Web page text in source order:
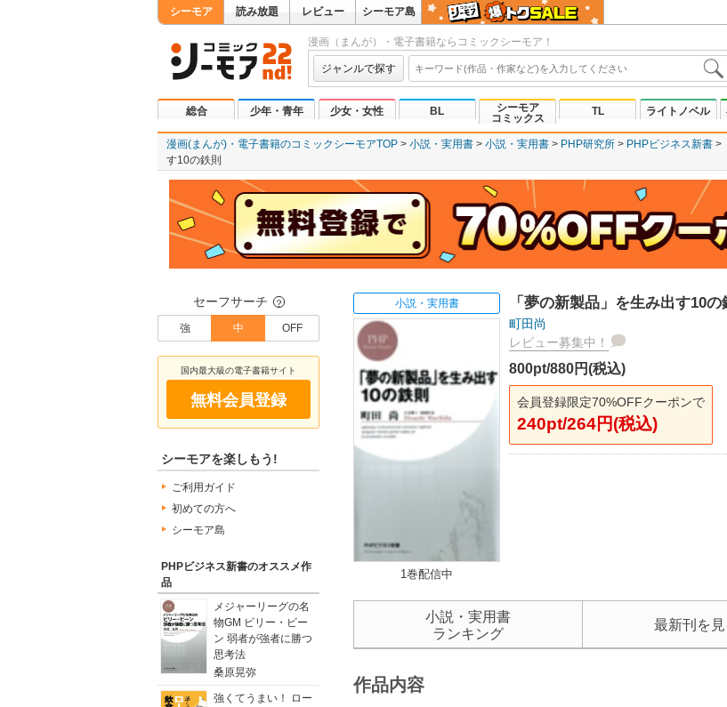
シーモア 読み放題 レビュー シーモア島
漫画（まんが）・電子書籍ならコミックシーモア！
ジャンルで探す
総合 少年・青年 少女・女性 BL
シーモア
コミックス
TL ライトノベル
漫画(まんが)・電子書籍のコミックシーモアTOP 小説・実用書 小説・実用書 PHP研究所 PHPビジネス新書
す10の鉄則
セーフサーチ ？
強 中 OFF
国内最大級の電子書籍サイト
無料会員登録
シーモアを楽しもう!
ご利用ガイド
初めての方へ
シーモア島
PHPビジネス新書のオススメ作
品
メジャーリーグの名
物GM ビリー・ビー
ン 弱者が強者に勝つ
思考法
桑原晃弥
強くてうまい！ ロー
小説・実用書
1巻配信中
「夢の新製品」を生み出す10の
町田尚
レビュー募集中！
800pt/880円(税込)
会員登録限定70%OFFクーポンで
240pt/264円(税込)
小説・実用書
ランキング
最新刊を見
作品内容